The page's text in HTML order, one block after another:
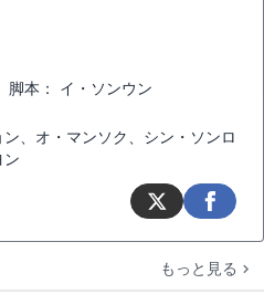
脚本： イ・ソンウン
、オ・マンソク、シン・ソンロ
ン
もっと見る